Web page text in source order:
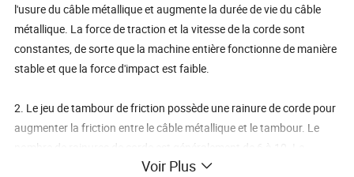
l'usure du câble métallique et augmente la durée de vie du câble
métallique. La force de traction et la vitesse de la corde sont
constantes, de sorte que la machine entière fonctionne de manière
stable et que la force d'impact est faible.
2. Le jeu de tambour de friction possède une rainure de corde pour
augmenter la friction entre le câble métallique et le tambour. Le
nombre de rainures de corde est généralement de 6 à 10. Le
tambour de rangement de corde est utilisé uniquement pour
Voir Plus